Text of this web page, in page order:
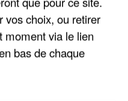
vos choix, ou retirer
moment via le lien
bas de chaque